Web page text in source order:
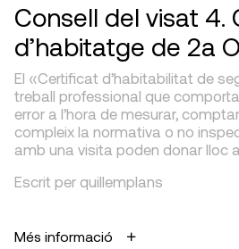
Consell del visat 4.
d’habitatge de 2a
El «Certificat d’habitabilitat de
treball professional que
error a l’hora de mesurar,
compleix la normativa o no
amb una visita poden donar lloc
Escrit per quillemplans
Més informació